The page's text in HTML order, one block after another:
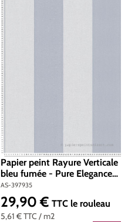
Papier peint Rayure Verticale
bleu fumée - Pure Elegance
d'A.S. Création | Réf. AS-
397935
AS-397935
5,61 €TTC / m2
Prix régulier :
29,90 € TTC le rouleau